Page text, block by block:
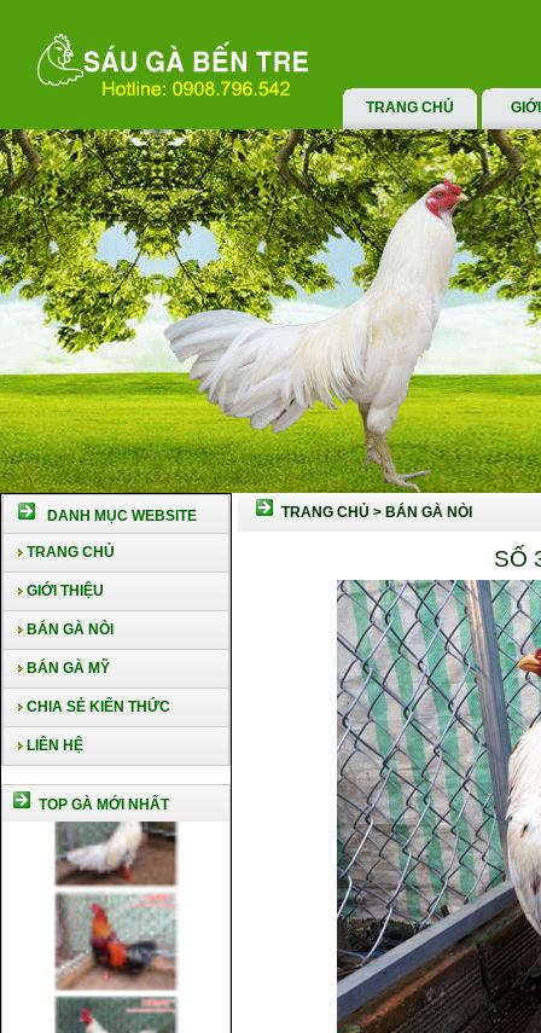
TRANG CHỦ
DANH MỤC WEBSITE
TRANG CHỦ
GIỚI THIỆU
BÁN GÀ NÒI
BÁN GÀ MỸ
CHIA SẺ KIẾN THỨC
LIÊN HỆ
TOP GÀ MỚI NHẤT
TRANG CHỦ > BÁN GÀ NÒI
SỐ